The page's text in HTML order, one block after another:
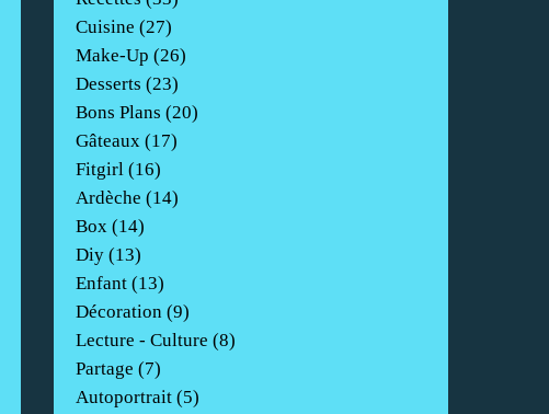
Cuisine (27)
Make-Up (26)
Desserts (23)
Bons Plans (20)
Gâteaux (17)
Fitgirl (16)
Ardèche (14)
Box (14)
Diy (13)
Enfant (13)
Décoration (9)
Lecture - Culture (8)
Partage (7)
Autoportrait (5)